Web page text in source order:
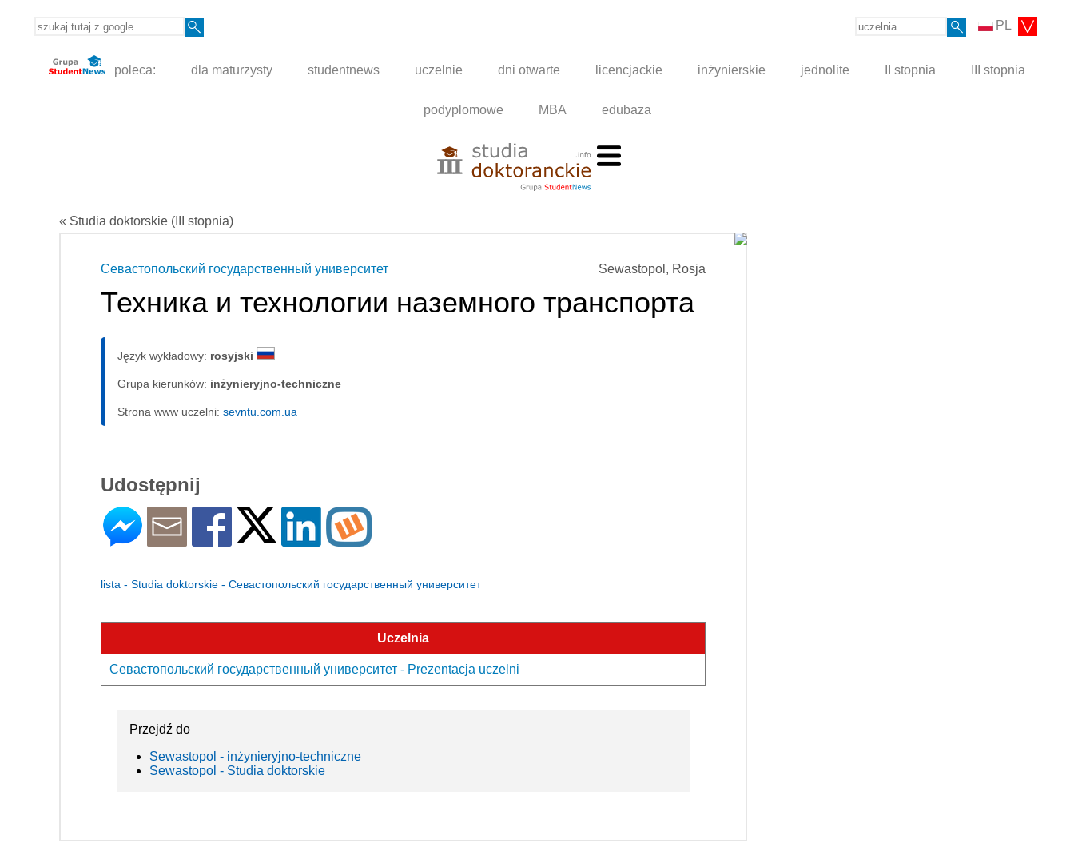
PL
poleca: dla maturzysty studentnews uczelnie dni otwarte licencjackie inżynierskie jednolite II stopnia III stopnia
podyplomowe MBA edubaza
« Studia doktorskie (III stopnia)
Sewastopol, Rosja
Севастопольский государственный университет
Техника и технологии наземного транспорта
Język wykładowy: rosyjski
Grupa kierunków: inżynieryjno-techniczne
Strona www uczelni: sevntu.com.ua
Udostępnij
lista - Studia doktorskie - Севастопольский государственный университет
Uczelnia
Севастопольский государственный университет - Prezentacja uczelni
Przejdź do
Sewastopol - inżynieryjno-techniczne
Sewastopol - Studia doktorskie